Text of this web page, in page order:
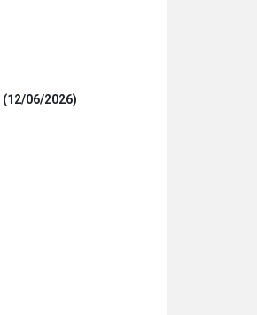
(12/06/2026)